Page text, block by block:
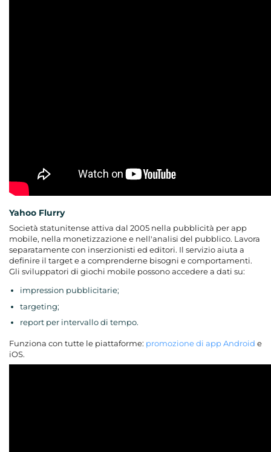
Yahoo Flurry
Società statunitense attiva dal 2005 nella pubblicità per app
mobile, nella monetizzazione e nell'analisi del pubblico. Lavora
separatamente con inserzionisti ed editori. Il servizio aiuta a
definire il target e a comprenderne bisogni e comportamenti.
Gli sviluppatori di giochi mobile possono accedere a dati su:
impression pubblicitarie;
targeting;
report per intervallo di tempo.
Funziona con tutte le piattaforme: promozione di app Android e
iOS.